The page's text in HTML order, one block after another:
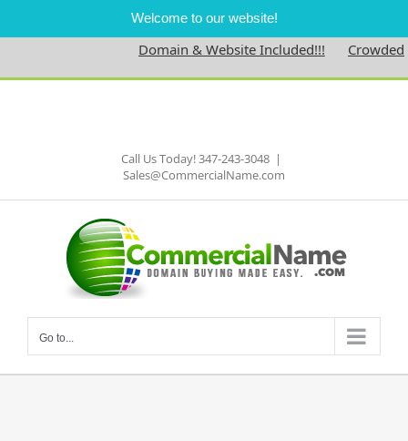
Welcome to our website!
Domain & Website Included!!!
Skip
Call Us Today! 347-243-3048 |
Sales@CommercialName.com
Go to...